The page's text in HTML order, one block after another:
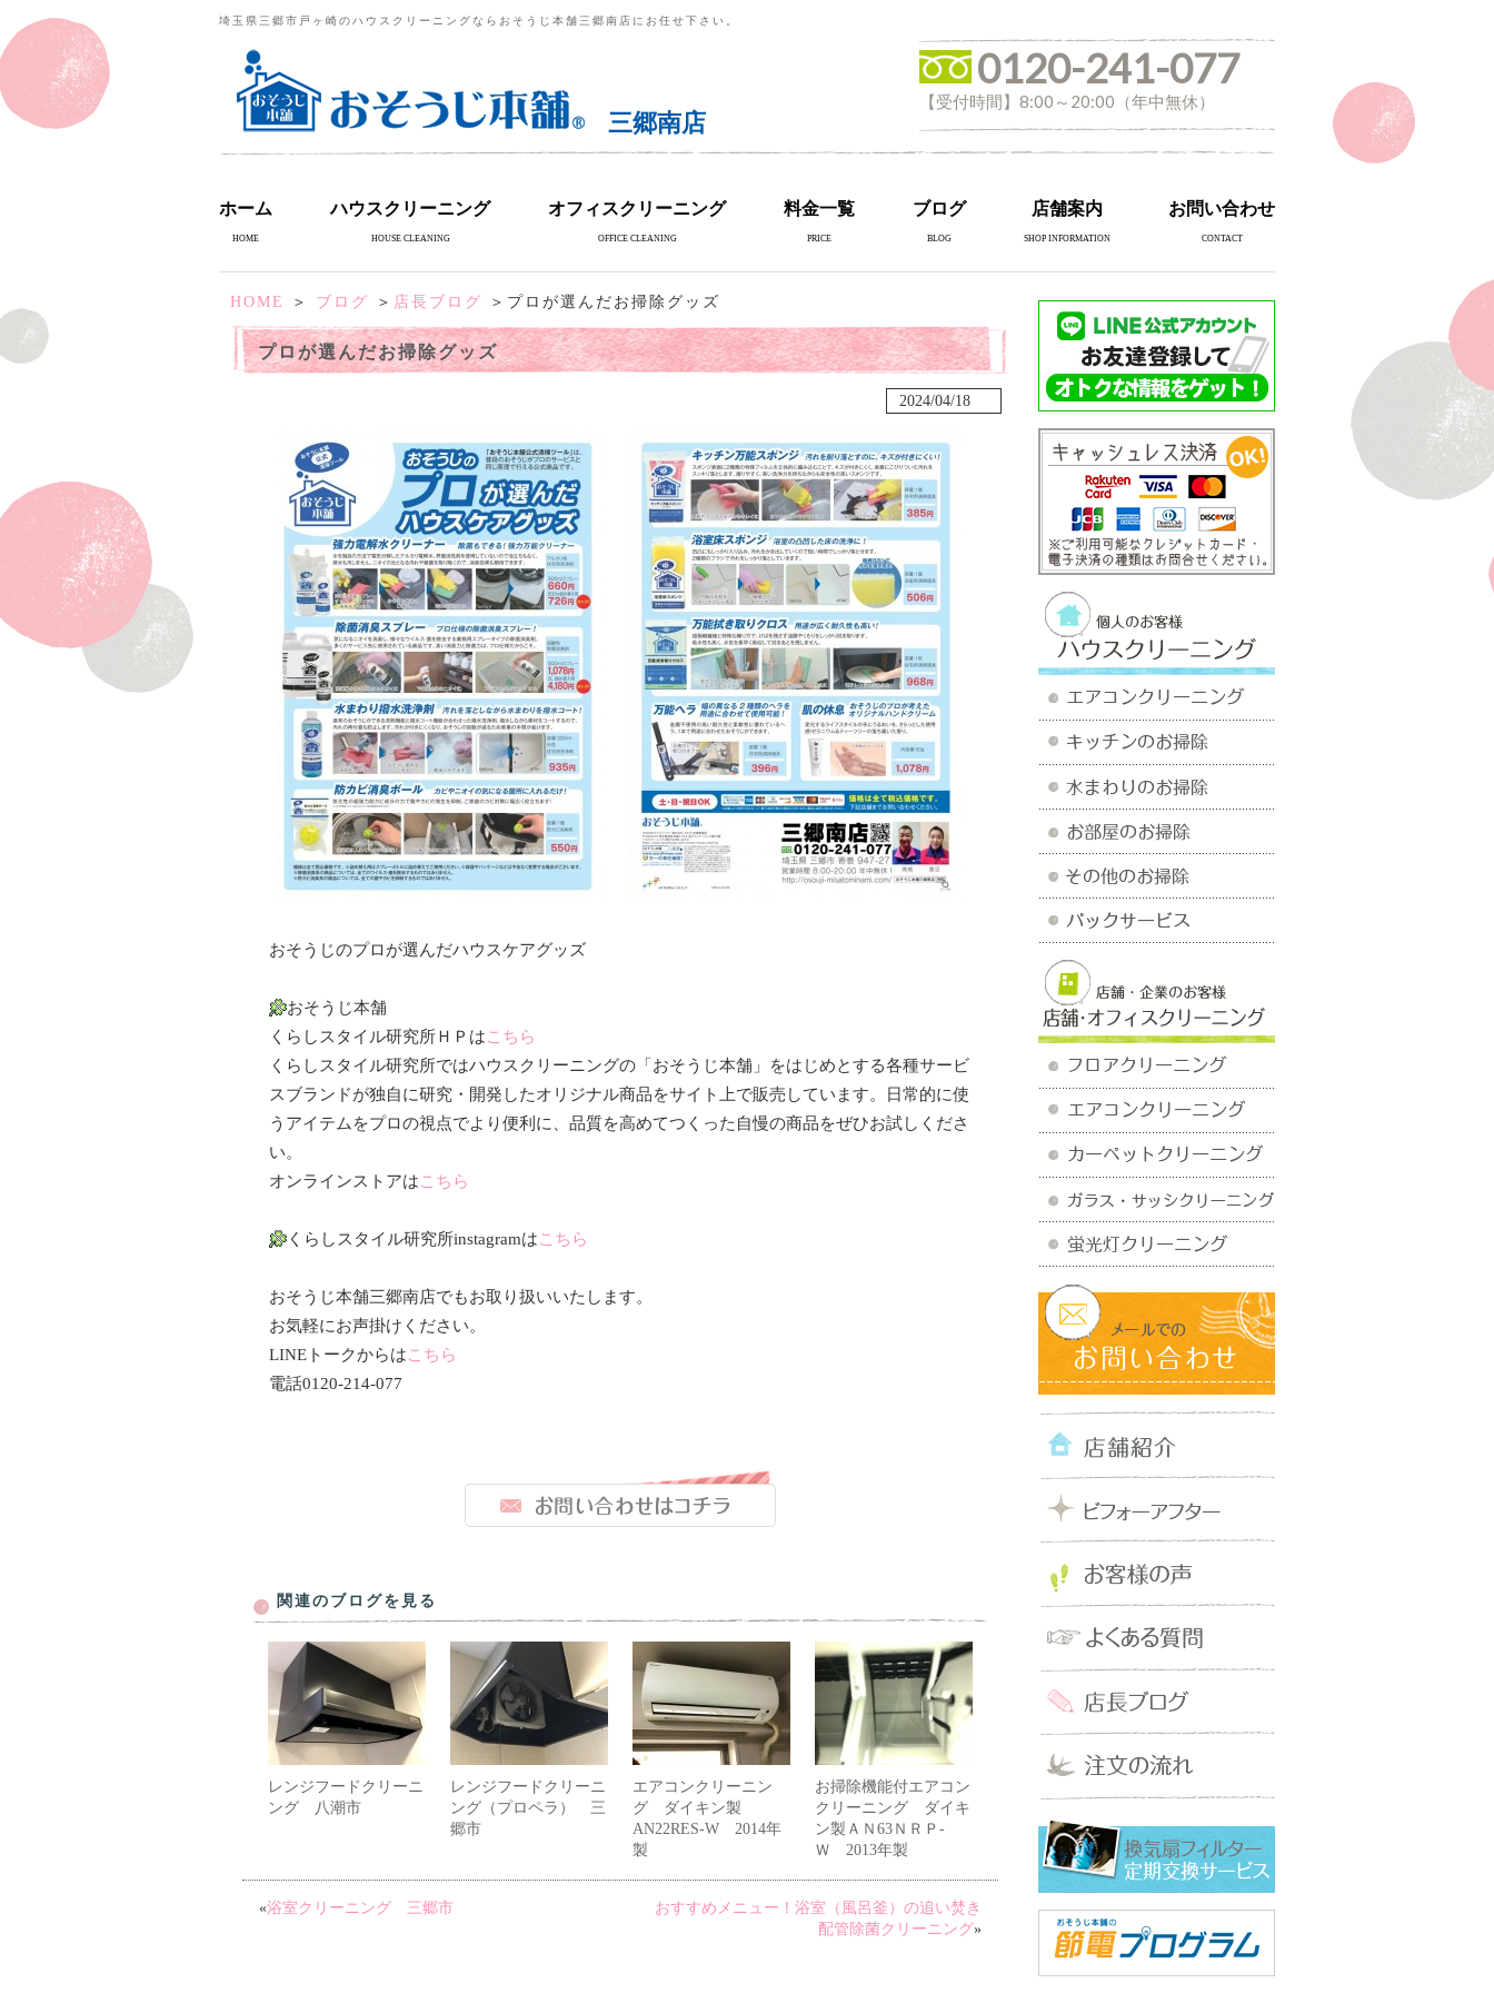
埼玉県三郷市戸ヶ崎のハウスクリーニングならおそうじ本舗三郷南店にお任せ下さい。
三郷南店
0120-241-077
【受付時間】8:00～20:00（年中無休）
ホーム
HOME
ハウスクリーニング
HOUSE CLEANING
オフィスクリーニング
OFFICE CLEANING
料金一覧
PRICE
ブログ
BLOG
店舗案内
SHOP INFORMATION
お問い合わせ
CONTACT
HOME ＞ ブログ ＞ 店長ブログ ＞プロが選んだお掃除グッズ
プロが選んだお掃除グッズ
2024/04/18
おそうじのプロが選んだハウスケアグッズ
おそうじ本舗
くらしスタイル研究所ＨＰはこちら
くらしスタイル研究所ではハウスクリーニングの「おそうじ本舗」をはじめとする各種サービ
スブランドが独自に研究・開発したオリジナル商品をサイト上で販売しています。日常的に使
うアイテムをプロの視点でより便利に、品質を高めてつくった自慢の商品をぜひお試しくださ
い。
オンラインストアはこちら
くらしスタイル研究所instagramはこちら
おそうじ本舗三郷南店でもお取り扱いいたします。
お気軽にお声掛けください。
LINEトークからはこちら
電話0120-214-077
関連のブログを見る
レンジフードクリーニ
ング 八潮市
レンジフードクリーニ
ング（プロペラ） 三
郷市
エアコンクリーニン
グ ダイキン製
AN22RES-W 2014年
製
お掃除機能付エアコン
クリーニング ダイキ
ン製ＡＮ63ＮＲＰ-
Ｗ 2013年製
«浴室クリーニング 三郷市
おすすめメニュー！浴室（風呂釜）の追い焚き
配管除菌クリーニング»